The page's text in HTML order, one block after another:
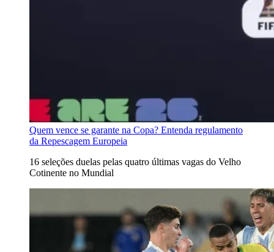
Quem vence se garante na Copa? Entenda regulamento
da Repescagem Europeia
16 seleções duelas pelas quatro últimas vagas do Velho
Cotinente no Mundial